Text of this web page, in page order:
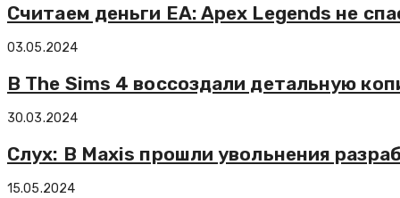
Считаем деньги EA: Apex Legends не
03.05.2024
В The Sims 4 воссоздали детальную
30.03.2024
Слух: В Maxis прошли увольнения
15.05.2024